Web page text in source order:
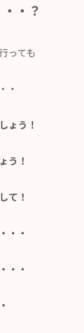
・？
っても
・
ょう！
う！
て！
・・
・・